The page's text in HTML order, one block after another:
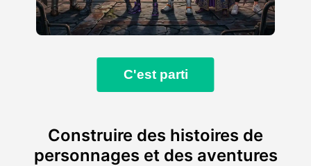
C'est parti
Construire des histoires de
personnages et des aventures